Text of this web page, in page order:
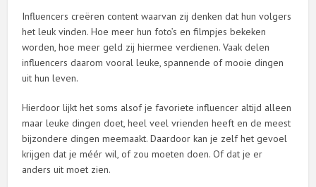
Influencers creëren content waarvan zij denken dat hun volgers
het leuk vinden. Hoe meer hun foto’s en filmpjes bekeken
worden, hoe meer geld zij hiermee verdienen. Vaak delen
influencers daarom vooral leuke, spannende of mooie dingen
uit hun leven.
Hierdoor lijkt het soms alsof je favoriete influencer altijd alleen
maar leuke dingen doet, heel veel vrienden heeft en de meest
bijzondere dingen meemaakt. Daardoor kan je zelf het gevoel
krijgen dat je méér wil, of zou moeten doen. Of dat je er
anders uit moet zien.